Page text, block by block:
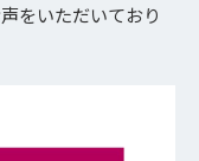
をいただいており